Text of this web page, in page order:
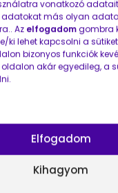
vonatkozó
más olyan
Az elfogadomgombra
ki lehet kapcsolni a
bizonyos funkciók
oldalon akár egyedileg, a
Elfogadom
Kihagyom
4 000+
37